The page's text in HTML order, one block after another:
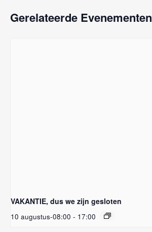
Gerelateerde Evenementen
VAKANTIE, dus we zijn gesloten
10 augustus-08:00 - 17:00